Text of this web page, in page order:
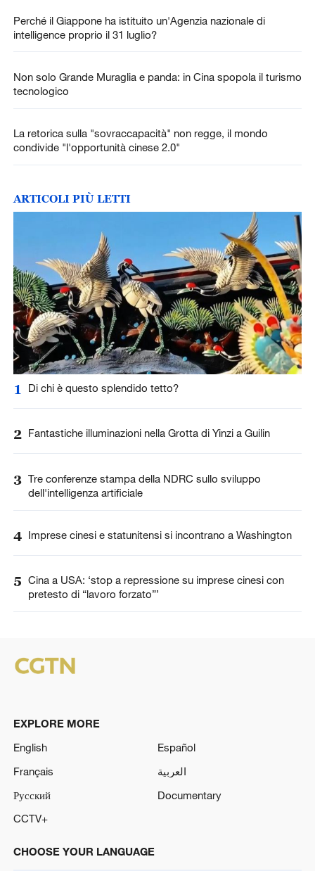
Perché il Giappone ha istituito un'Agenzia nazionale di
intelligence proprio il 31 luglio?
Non solo Grande Muraglia e panda: in Cina spopola il turismo
tecnologico
La retorica sulla "sovraccapacità" non regge, il mondo
condivide "l'opportunità cinese 2.0"
ARTICOLI PIÙ LETTI
1 Di chi è questo splendido tetto?
2 Fantastiche illuminazioni nella Grotta di Yinzi a Guilin
3 Tre conferenze stampa della NDRC sullo sviluppo
dell'intelligenza artificiale
4 Imprese cinesi e statunitensi si incontrano a Washington
5 Cina a USA: ‘stop a repressione su imprese cinesi con
pretesto di “lavoro forzato”’
EXPLORE MORE
English
Español
Français
العربية
Русский
Documentary
CCTV+
CHOOSE YOUR LANGUAGE